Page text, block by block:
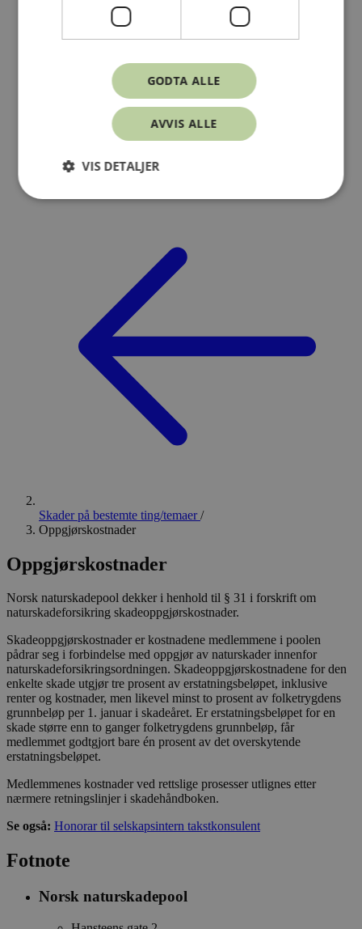
Skader på bestemte ting/temaer/
Oppgjørskostnader
Oppgjørskostnader
Norsk naturskadepool dekker i henhold til § 31 i forskrift om
naturskadeforsikring skadeoppgjørskostnader.
Skadeoppgjørskostnader er kostnadene medlemmene i poolen
pådrar seg i forbindelse med oppgjør av naturskader innenfor
naturskadeforsikringsordningen. Skadeoppgjørskostnadene for den
enkelte skade utgjør tre prosent av erstatningsbeløpet, inklusive
renter og kostnader, men likevel minst to prosent av folketrygdens
grunnbeløp per 1. januar i skadeåret. Er erstatningsbeløpet for en
skade større enn to ganger folketrygdens grunnbeløp, får
medlemmet godtgjort bare én prosent av det overskytende
erstatningsbeløpet.
Medlemmenes kostnader ved rettslige prosesser utlignes etter
nærmere retningslinjer i skadehåndboken.
Se også: Honorar til selskapsintern takstkonsulent
Fotnote
Norsk naturskadepool
GODTA ALLE
AVVIS ALLE
VIS DETALJER